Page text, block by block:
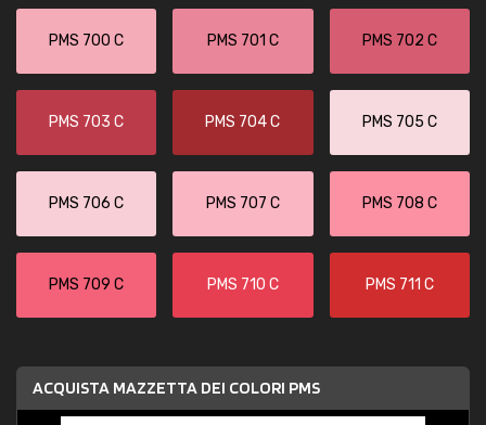
PMS 700 C PMS 701 C PMS 702 C
PMS 703 C PMS 704 C PMS 705 C
PMS 706 C PMS 707 C PMS 708 C
PMS 709 C PMS 710 C PMS 711 C
ACQUISTA MAZZETTA DEI COLORI PMS